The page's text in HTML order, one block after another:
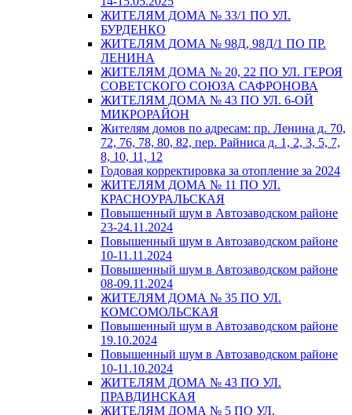
ЖИТЕЛЯМ ДОМА № 33/1 ПО УЛ.
БУРДЕНКО
ЖИТЕЛЯМ ДОМА № 98Д, 98Д/1 ПО ПР.
ЛЕНИНА
ЖИТЕЛЯМ ДОМА № 20, 22 ПО УЛ. ГЕРОЯ
СОВЕТСКОГО СОЮЗА САФРОНОВА
ЖИТЕЛЯМ ДОМА № 43 ПО УЛ. 6-ОЙ
МИКРОРАЙОН
Жителям домов по адресам: пр. Ленина д. 70,
72, 76, 78, 80, 82, пер. Райниса д. 1, 2, 3, 5, 7,
8, 10, 11, 12
Годовая корректировка за отопление за 2024
ЖИТЕЛЯМ ДОМА № 11 ПО УЛ.
КРАСНОУРАЛЬСКАЯ
Повышенный шум в Автозаводском районе
23-24.11.2024
Повышенный шум в Автозаводском районе
10-11.11.2024
Повышенный шум в Автозаводском районе
08-09.11.2024
ЖИТЕЛЯМ ДОМА № 35 ПО УЛ.
КОМСОМОЛЬСКАЯ
Повышенный шум в Автозаводском районе
19.10.2024
Повышенный шум в Автозаводском районе
10-11.10.2024
ЖИТЕЛЯМ ДОМА № 43 ПО УЛ.
ПРАВДИНСКАЯ
ЖИТЕЛЯМ ДОМА № 5 ПО УЛ.